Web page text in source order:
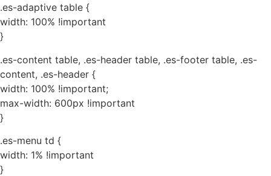
.es-adaptive table {
width: 100% !important
}
.es-content table, .es-header table, .es-footer table, .es-
content, .es-header {
width: 100% !important;
max-width: 600px !important
}
.es-menu td {
width: 1% !important
}